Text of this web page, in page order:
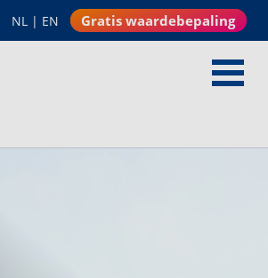
NL | EN Gratis waardebepaling